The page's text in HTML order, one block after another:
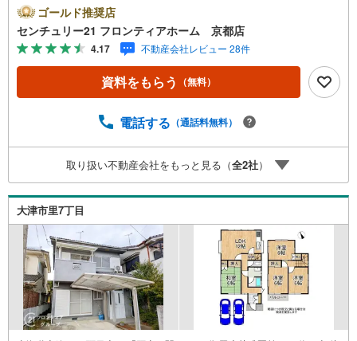
たっぷり入る空間です リフォーム内容（2025年3月）・屋
根塗装/外壁洗浄・駐車場増設/アプローチ新設・L型キッチ
ン/洗面化粧台/ユニットバス/トイレ新調・壁・天井（和室
を除く）クロス張替・トイレ・洗面CF張替/襖・障子張替・
LDK・廊下1階フロア新調/2階洋室フロア張替 立地・田上小
学校まで徒歩約28分・田上中学校まで徒歩約51分 弊社が選
ンナーが資金計画をサポート！2.買い替えなどにも対応で
るため、最も低金利になるように審査が可能！4.物件のお
引渡し後に必要になったお家のリフォームも弊社のリフォ
ームプランナーがご提案！弊社は専門家同士が連携をとっ
ているため、より多くの知見がございます。お気軽にお問
合せください！
ゴールド推奨店
センチュリー21 フロンティアホーム 京都店
4.17 不動産会社レビュー 28件
資料をもらう （無料）
電話する （通話料無料）
取り扱い不動産会社をもっと見る（全2社）
大津市里7丁目